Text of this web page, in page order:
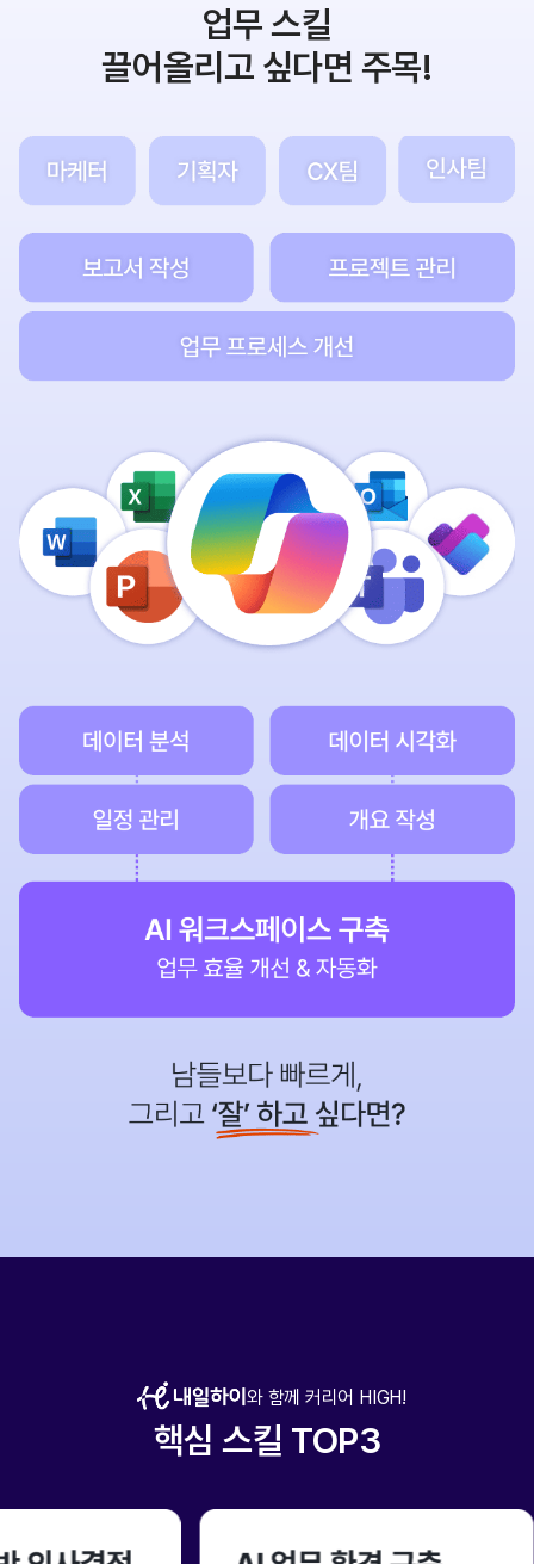
업무 스킬
끌어올리고 싶다면 주목!
와 함께 커리어 HIGH!
핵심 스킬 TOP3